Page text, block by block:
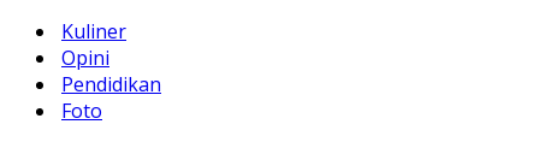
Kuliner
Opini
Pendidikan
Foto